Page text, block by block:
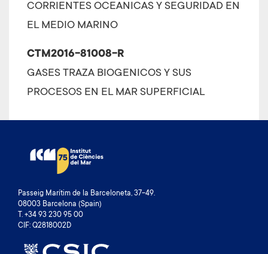
CORRIENTES OCEANICAS Y SEGURIDAD EN
EL MEDIO MARINO
CTM2016-81008-R
GASES TRAZA BIOGENICOS Y SUS
PROCESOS EN EL MAR SUPERFICIAL
Passeig Marítim de la Barceloneta, 37-49.
08003 Barcelona (Spain)
T. +34 93 230 95 00
CIF: Q2818002D